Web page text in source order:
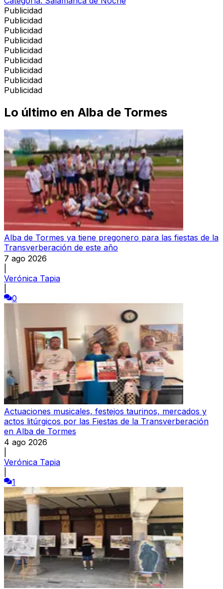
Publicidad
Publicidad
Publicidad
Publicidad
Publicidad
Publicidad
Publicidad
Publicidad
Publicidad
Lo último en Alba de Tormes
Alba de Tormes ya tiene pregonero para las fiestas de la
Transverberación de este año
7 ago 2026
Verónica Tapia
0
Actuaciones musicales, festejos taurinos, mercados y
actos litúrgicos por las Fiestas de la Transverberación
en Alba de Tormes
4 ago 2026
Verónica Tapia
1